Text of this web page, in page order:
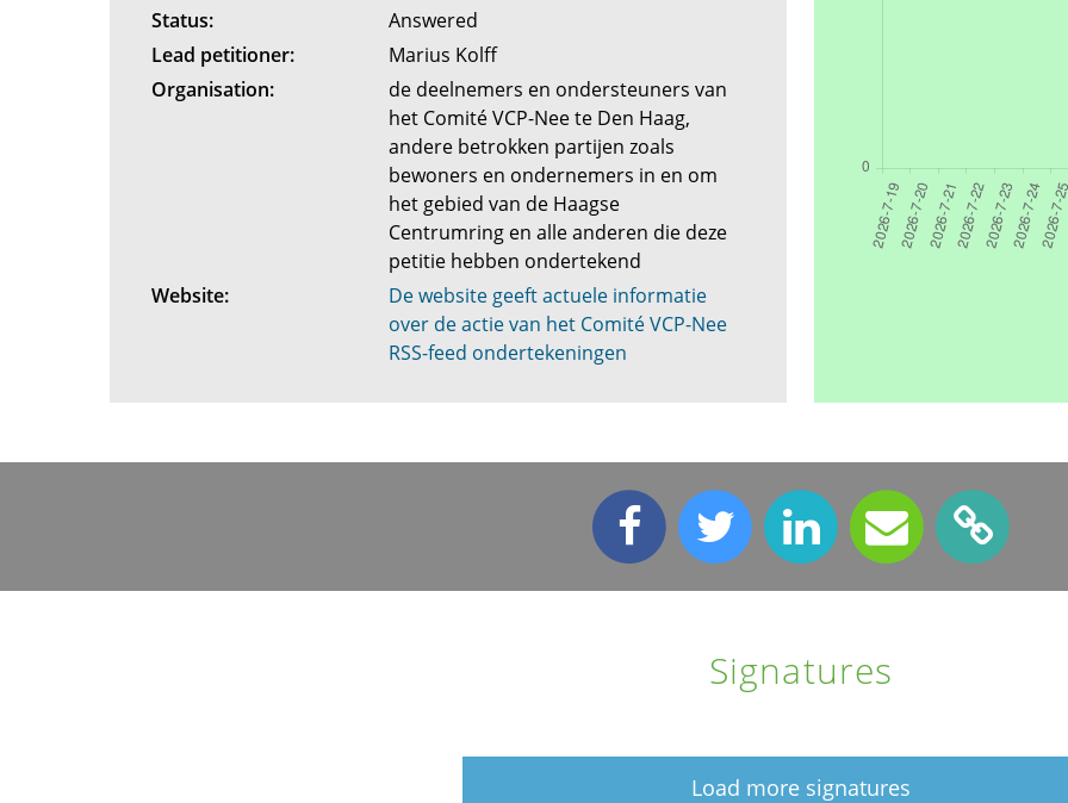
Status:
Answered
Lead petitioner:
Marius Kolff
Organisation:
de deelnemers en ondersteuners van
het Comité VCP-Nee te Den Haag,
andere betrokken partijen zoals
bewoners en ondernemers in en om
het gebied van de Haagse
Centrumring en alle anderen die deze
petitie hebben ondertekend
Website:
De website geeft actuele informatie
over de actie van het Comité VCP-Nee
RSS-feed ondertekeningen
Signatures
Load more signatures